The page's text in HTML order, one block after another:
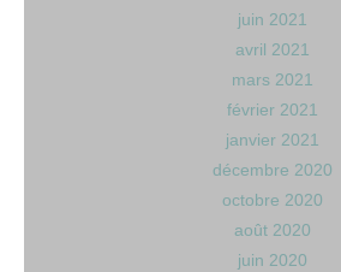
juin 2021
avril 2021
mars 2021
février 2021
janvier 2021
décembre 2020
octobre 2020
août 2020
juin 2020